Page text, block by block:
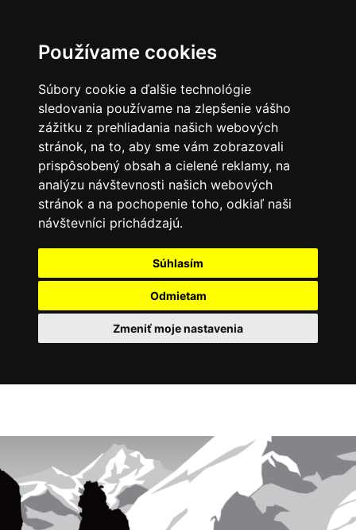
Používame cookies
Súbory cookie a ďalšie technológie
sledovania používame na zlepšenie vášho
zážitku z prehliadania našich webových
stránok, na to, aby sme vám zobrazovali
prispôsobený obsah a cielené reklamy, na
analýzu návštevnosti našich webových
stránok a na pochopenie toho, odkiaľ naši
návštevníci prichádzajú.
Súhlasím
Odmietam
Zmeniť moje nastavenia